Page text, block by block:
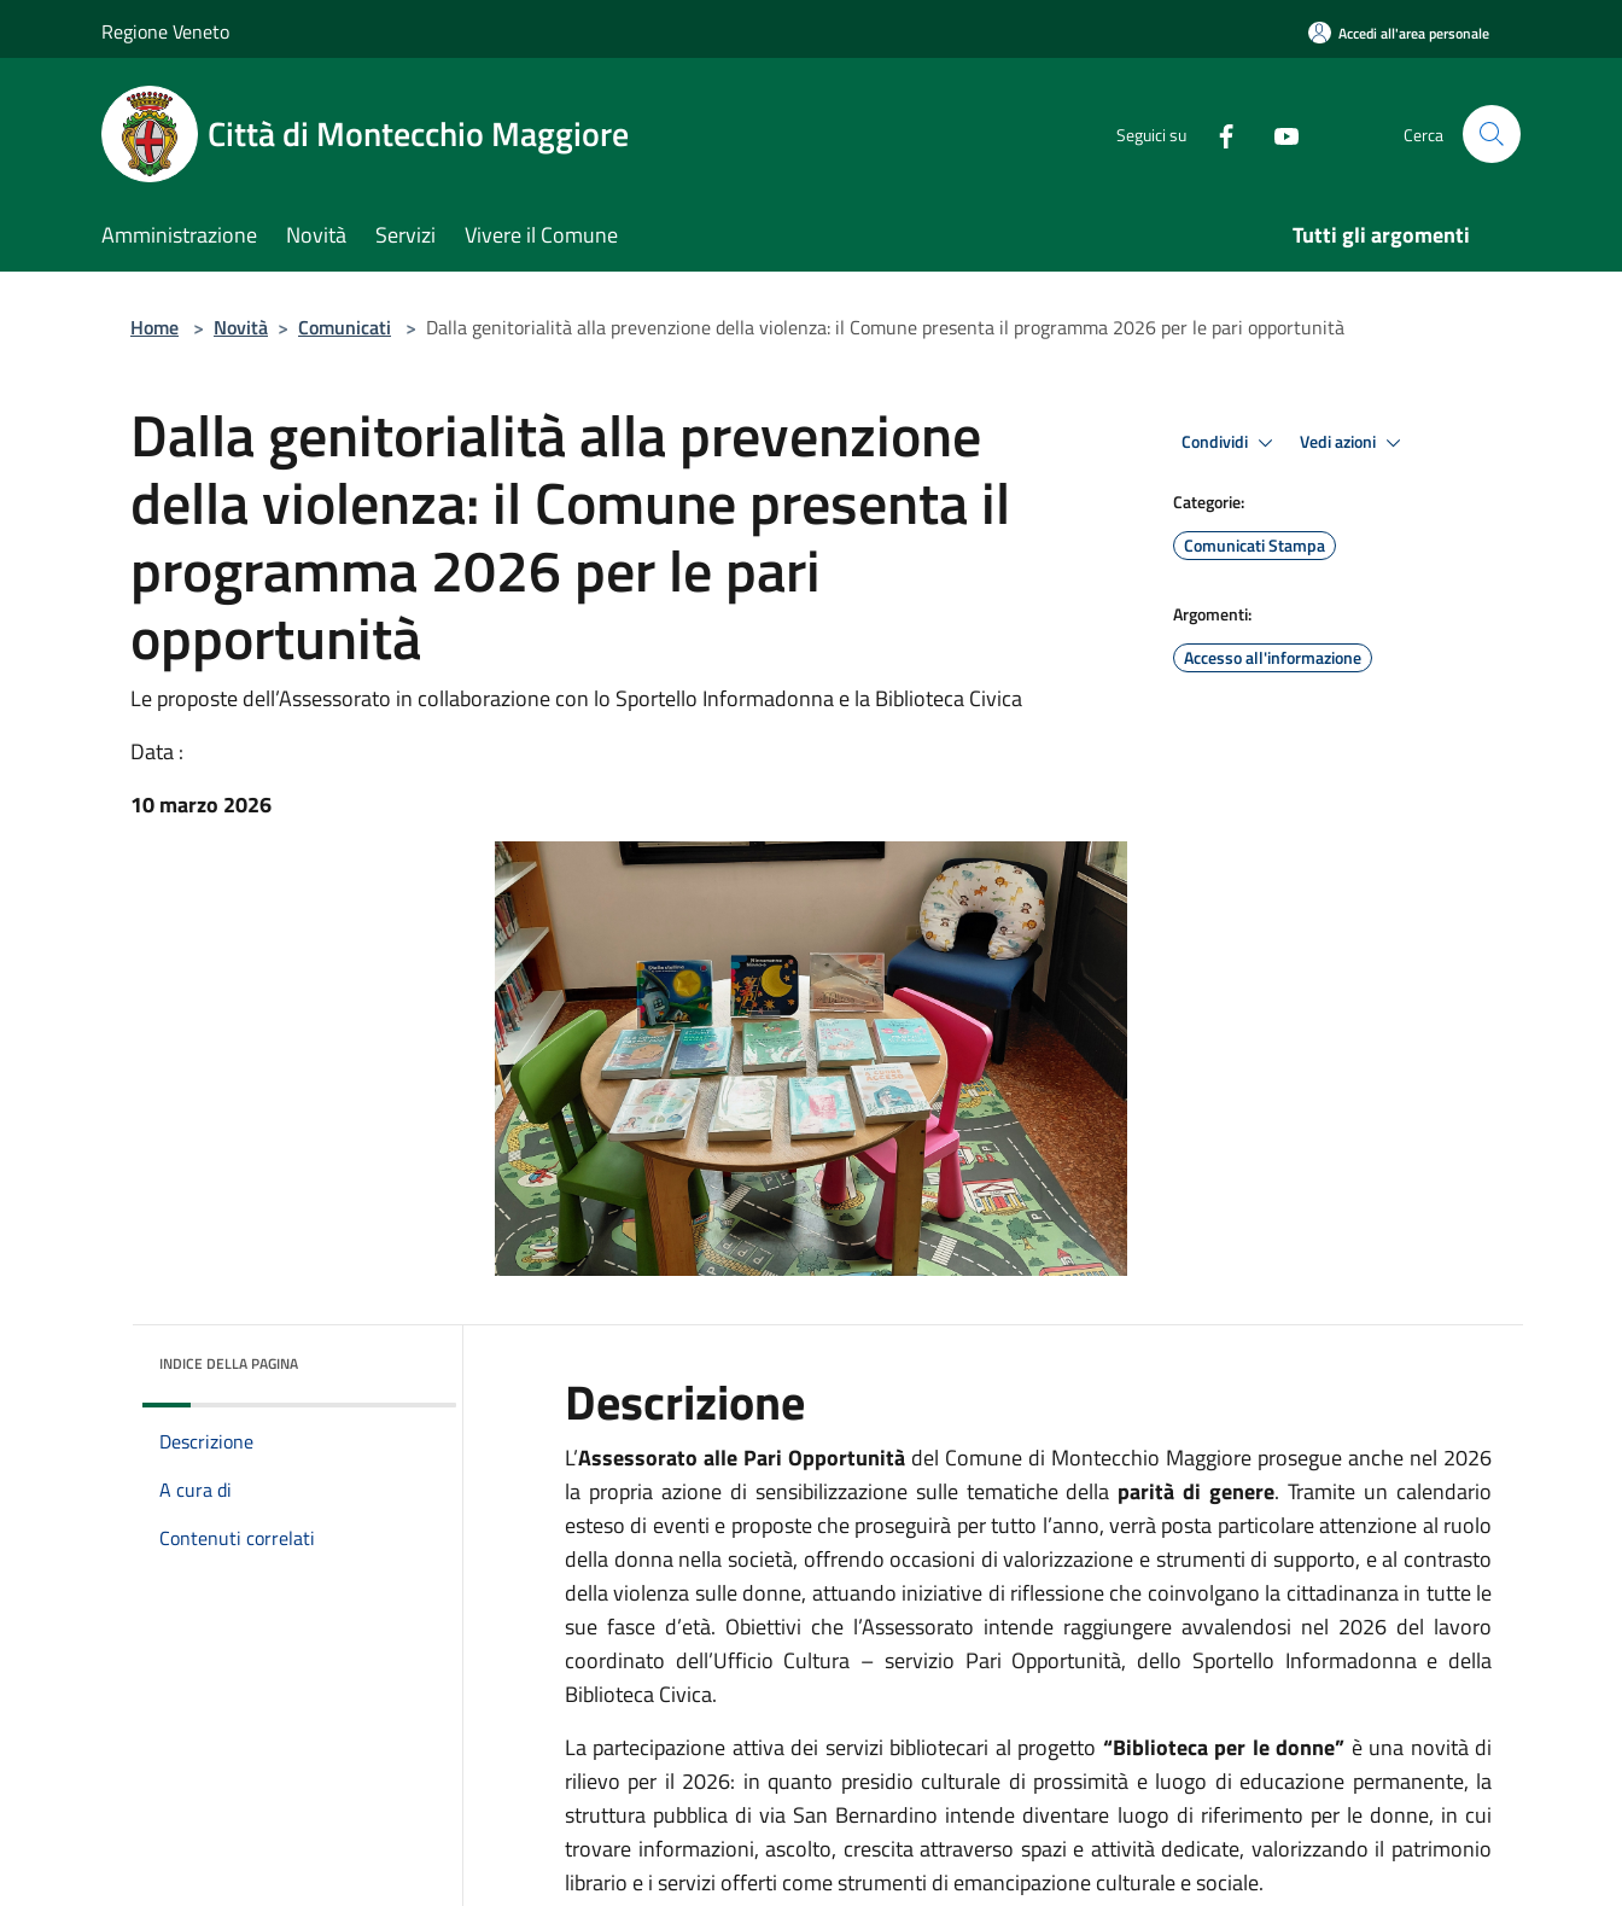
Regione Veneto Accedi all'area personale
Città di Montecchio Maggiore Seguici su Cerca
Amministrazione Novità Servizi Vivere il Comune Tutti gli argomenti
Home > Novità > Comunicati > Dalla genitorialità alla prevenzione della violenza: il Comune presenta il programma 2026 per le pari opportunità
Dalla genitorialità alla prevenzione
della violenza: il Comune presenta il
programma 2026 per le pari
opportunità
Le proposte dell’Assessorato in collaborazione con lo Sportello Informadonna e la Biblioteca Civica
Data :
10 marzo 2026
Condividi Vedi azioni
Categorie:
Comunicati Stampa
Argomenti:
Accesso all'informazione
INDICE DELLA PAGINA
Descrizione
A cura di
Contenuti correlati
Descrizione
L’Assessorato alle Pari Opportunità del Comune di Montecchio Maggiore prosegue anche nel 2026
la propria azione di sensibilizzazione sulle tematiche della parità di genere. Tramite un calendario
esteso di eventi e proposte che proseguirà per tutto l’anno, verrà posta particolare attenzione al ruolo
della donna nella società, offrendo occasioni di valorizzazione e strumenti di supporto, e al contrasto
della violenza sulle donne, attuando iniziative di riflessione che coinvolgano la cittadinanza in tutte le
sue fasce d’età. Obiettivi che l’Assessorato intende raggiungere avvalendosi nel 2026 del lavoro
coordinato dell’Ufficio Cultura – servizio Pari Opportunità, dello Sportello Informadonna e della
Biblioteca Civica.
La partecipazione attiva dei servizi bibliotecari al progetto “Biblioteca per le donne” è una novità di
rilievo per il 2026: in quanto presidio culturale di prossimità e luogo di educazione permanente, la
struttura pubblica di via San Bernardino intende diventare luogo di riferimento per le donne, in cui
trovare informazioni, ascolto, crescita attraverso spazi e attività dedicate, valorizzando il patrimonio
librario e i servizi offerti come strumenti di emancipazione culturale e sociale.